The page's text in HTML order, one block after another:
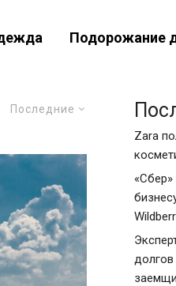
Подорожание
Последние
Zara
долгов